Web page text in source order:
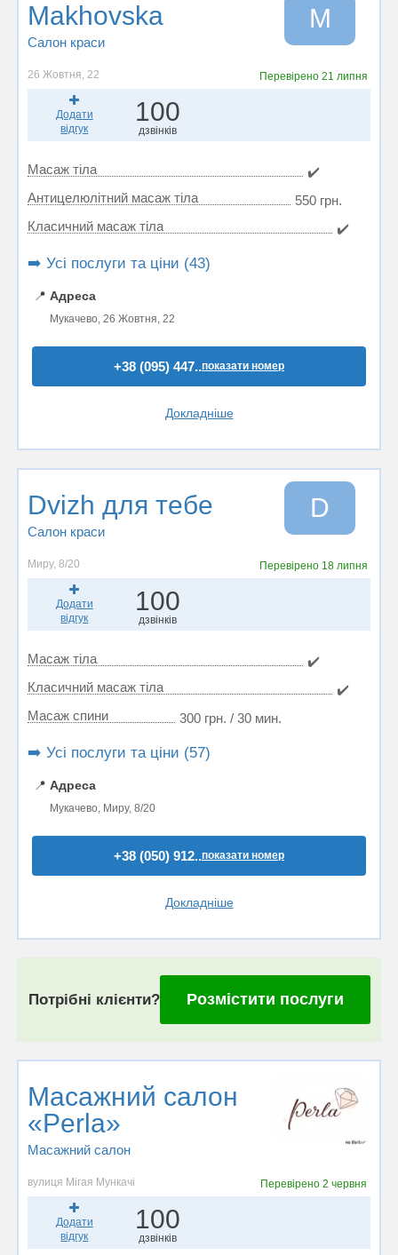
Makhovska
Салон краси
M
26 Жовтня, 22 Перевірено 21 липня
Додати
відгук
100
дзвінків
Масаж тіла
✔️
Антицелюлітний масаж тіла
550 грн.
Класичний масаж тіла
✔️
➡️ Усі послуги та ціни (43)
📍 Адреса
Мукачево, 26 Жовтня, 22
+38 (095) 447..показати номер
Докладніше
Dvizh для тебе
Салон краси
D
Миру, 8/20 Перевірено 18 липня
Додати
відгук
100
дзвінків
Масаж тіла
✔️
Класичний масаж тіла
✔️
Масаж спини
300 грн. / 30 мин.
➡️ Усі послуги та ціни (57)
📍 Адреса
Мукачево, Миру, 8/20
+38 (050) 912..показати номер
Докладніше
Потрібні клієнти? Розмістити послуги
Масажний салон
«Perla»
Масажний салон
вулиця Мігая Мункачі Перевірено 2 червня
Додати
відгук
100
дзвінків